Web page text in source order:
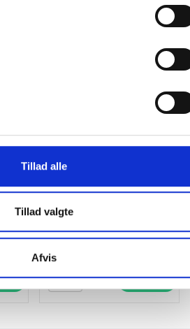
Tillad alle
Tillad valgte
Afvis
vægophæng i sort rustfrit
140,00/ Stk
inkl. moms
Læg i kurv